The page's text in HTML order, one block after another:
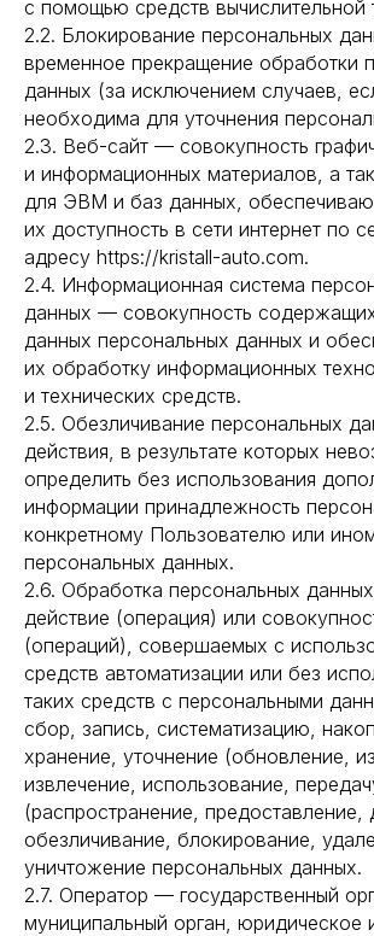
с помощью средств вычислительной
2.2. Блокирование персональных
временное прекращение обработки
данных (за исключением случаев,
необходима для уточнения
2.3. Веб-сайт — совокупность
и информационных материалов, а
для ЭВМ и баз данных,
их доступность в сети интернет по
адресу https://kristall-auto.com.
2.4. Информационная система
данных — совокупность
данных персональных данных и
их обработку информационных
и технических средств.
2.5. Обезличивание персональных
действия, в результате которых
определить без использования
информации принадлежность
конкретному Пользователю или
персональных данных.
2.6. Обработка персональных
действие (операция) или
(операций), совершаемых с
средств автоматизации или без
таких средств с персональными
сбор, запись, систематизацию,
хранение, уточнение (обновление,
извлечение, использование,
(распространение, предоставление,
обезличивание, блокирование,
уничтожение персональных данных.
2.7. Оператор — государственный
муниципальный орган, юридическое